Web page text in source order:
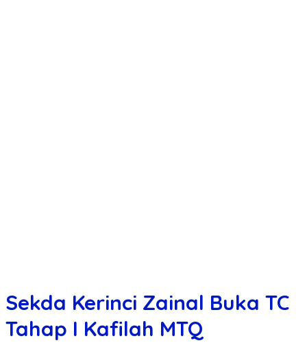
Sekda Kerinci Zainal Buka TC
Tahap I Kafilah MTQ